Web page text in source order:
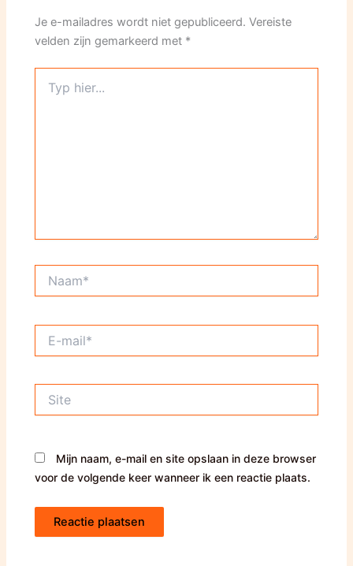
Je e-mailadres wordt niet gepubliceerd. Vereiste
velden zijn gemarkeerd met *
hier...
mail*
Mijn naam, e-mail en site opslaan in deze browser
voor de volgende keer wanneer ik een reactie plaats.